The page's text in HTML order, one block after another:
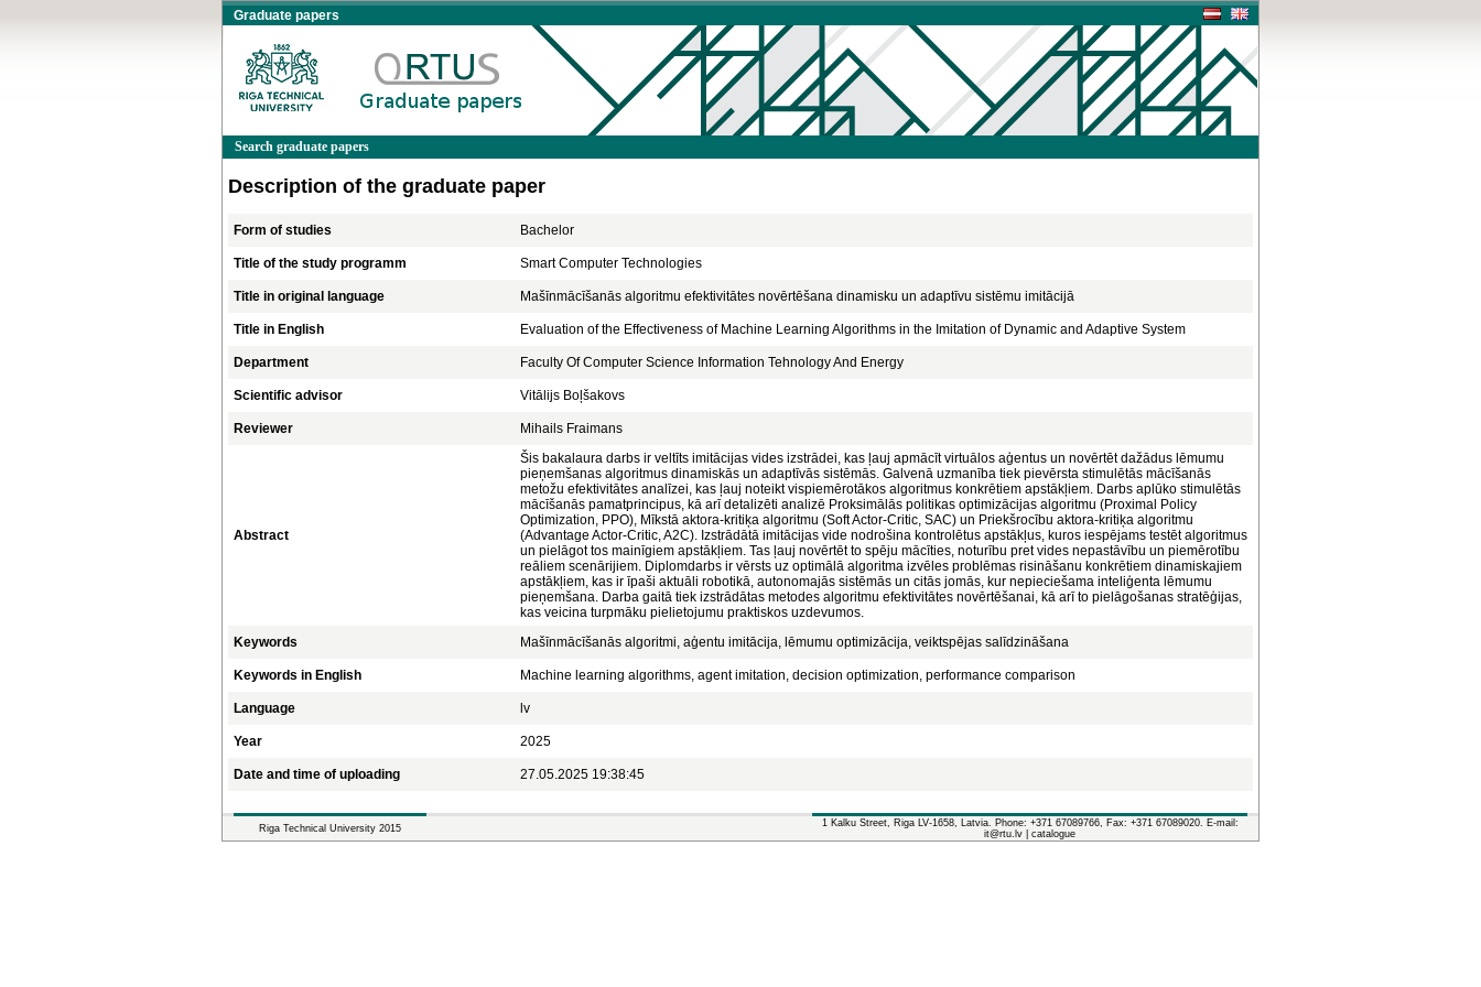
Graduate papers
Search graduate papers
Description of the graduate paper
Form of studies Bachelor
Title of the study programm Smart Computer Technologies
Title in original language Mašīnmācīšanās algoritmu efektivitātes novērtēšana dinamisku un adaptīvu sistēmu imitācijā
Title in English Evaluation of the Effectiveness of Machine Learning Algorithms in the Imitation of Dynamic and Adaptive System
Department Faculty Of Computer Science Information Tehnology And Energy
Scientific advisor Vitālijs Boļšakovs
Reviewer Mihails Fraimans
Abstract
Šis bakalaura darbs ir veltīts imitācijas vides izstrādei, kas ļauj apmācīt virtuālos aģentus un novērtēt dažādus lēmumu
pieņemšanas algoritmus dinamiskās un adaptīvās sistēmās. Galvenā uzmanība tiek pievērsta stimulētās mācīšanās
metožu efektivitātes analīzei, kas ļauj noteikt vispiemērotākos algoritmus konkrētiem apstākļiem. Darbs aplūko stimulētās
mācīšanās pamatprincipus, kā arī detalizēti analizē Proksimālās politikas optimizācijas algoritmu (Proximal Policy
Optimization, PPO), Mīkstā aktora-kritiķa algoritmu (Soft Actor-Critic, SAC) un Priekšrocību aktora-kritiķa algoritmu
(Advantage Actor-Critic, A2C). Izstrādātā imitācijas vide nodrošina kontrolētus apstākļus, kuros iespējams testēt algoritmus
un pielāgot tos mainīgiem apstākļiem. Tas ļauj novērtēt to spēju mācīties, noturību pret vides nepastāvību un piemērotību
reāliem scenārijiem. Diplomdarbs ir vērsts uz optimālā algoritma izvēles problēmas risināšanu konkrētiem dinamiskajiem
apstākļiem, kas ir īpaši aktuāli robotikā, autonomajās sistēmās un citās jomās, kur nepieciešama inteliģenta lēmumu
pieņemšana. Darba gaitā tiek izstrādātas metodes algoritmu efektivitātes novērtēšanai, kā arī to pielāgošanas stratēģijas,
kas veicina turpmāku pielietojumu praktiskos uzdevumos.
Keywords
Mašīnmācīšanās algoritmi, aģentu imitācija, lēmumu optimizācija, veiktspējas salīdzināšana
Keywords in English Machine learning algorithms, agent imitation, decision optimization, performance comparison
Language lv
Year 2025
Date and time of uploading 27.05.2025 19:38:45
Riga Technical University 2015
1 Kalku Street, Riga LV-1658, Latvia. Phone: +371 67089766, Fax: +371 67089020. E-mail:
it@rtu.lv | catalogue